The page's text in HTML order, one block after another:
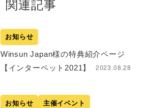
関連記事
お知らせ
Winsun Japan様の特典紹介ページ
【インターペット2021】
2023.08.28
お知らせ 主催イベント